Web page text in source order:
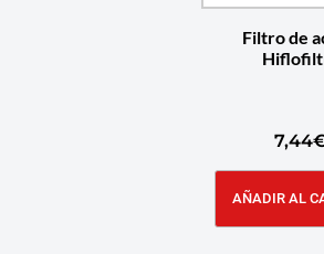
Filtro de
7,44
AÑADIR AL